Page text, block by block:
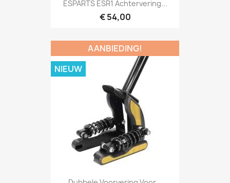
ESPARTS ESR1 Achtervering...
€ 54,00
AANBIEDING!
NIEUW